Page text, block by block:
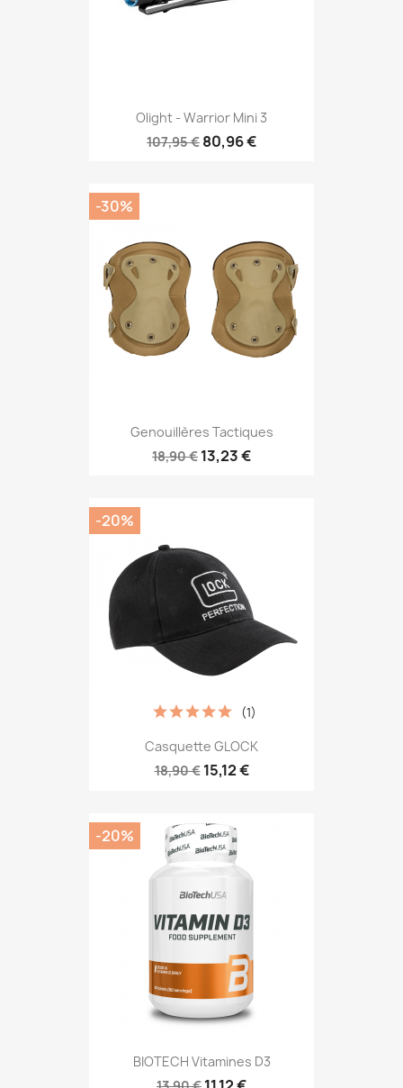
Olight - Warrior Mini 3
107,95 € 80,96 €
Genouillères Tactiques
18,90 € 13,23 €
-30%
Casquette GLOCK
18,90 € 15,12 €
(1)
-20%
BIOTECH Vitamines D3
-20%